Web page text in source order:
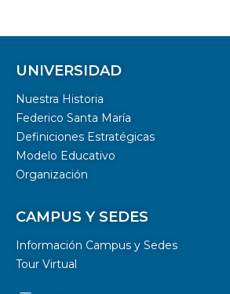
UNIVERSIDAD
Nuestra Historia
Federico Santa María
Definiciones Estratégicas
Modelo Educativo
Organización
CAMPUS Y SEDES
Información Campus y Sedes
Tour Virtual